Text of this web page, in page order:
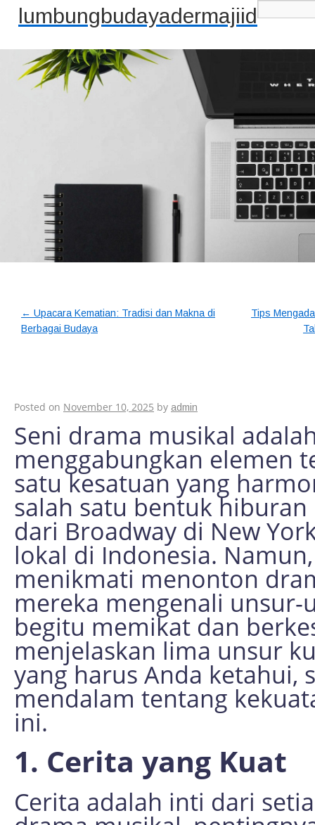
lumbungbudayadermajiid
← Upacara Kematian: Tradisi dan Makna di
Berbagai Budaya
Tips
Posted on November 10, 2025 by admin
Seni drama musikal
menggabungkan elemen
satu kesatuan yang
salah satu bentuk
dari Broadway di New
lokal di Indonesia.
menikmati menonton
mereka mengenali
begitu memikat dan
menjelaskan lima unsur
yang harus Anda ketahui,
mendalam tentang
ini.
1. Cerita yang Kuat
Cerita adalah inti dari